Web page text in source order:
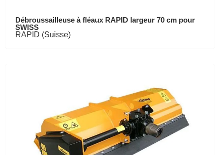
Débroussailleuse à fléaux RAPID largeur 70 cm pour
SWISS
RAPID (Suisse)